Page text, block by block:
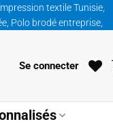
textile Tunisie,
Polo brodé entreprise,
Se connecter